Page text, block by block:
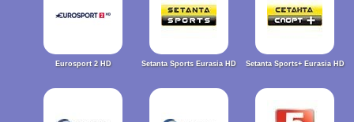
Eurosport 2 HD Setanta Sports Eurasia HD Setanta Sports+ Eurasia HD